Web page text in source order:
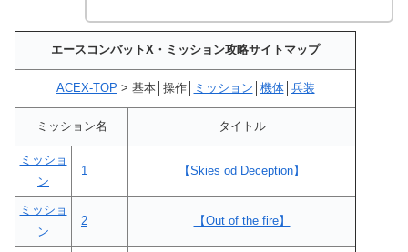
エースコンバットX・ミッション攻略サイトマップ
ACEX-TOP > 基本│操作│ ミッション 機体│ 兵装
ミッション名 タイトル
ミッショ
ン
1 【Skies od Deception】
ミッショ
ン
2 【Out of the fire】